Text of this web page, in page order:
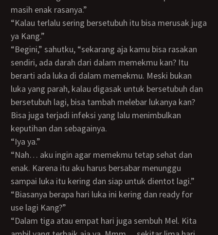
masih enak rasanya.”
“Kalau terlalu sering bersetubuh itu bisa merusak juga
ya Kang.”
“Begini,” sahutku, “sekarang aja kamu bisa rasakan
sendiri, ada darah dari dalam memekmu kan? Itu
berarti ada luka di dalam memekmu. Meski bukan
luka yang parah, kalau digasak untuk bersetubuh dan
bersetubuh lagi, bisa tambah melebar lukanya kan?
Bisa juga terjadi infeksi yang lalu menimbulkan
keputihan dan sebagainya.
“Iya ya.”
“Nah… aku ingin agar memekmu tetap sehat dan
enak. Karena itu aku harus bersabar menunggu
sampai luka itu kering dan siap untuk dientot lagi.”
“Biasanya berapa hari luka ini kering dan ready for
use lagi Kang?”
“Dalam tiga atau empat hari juga sembuh Mel. Kita